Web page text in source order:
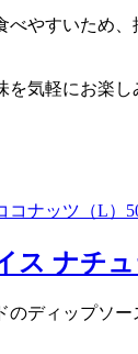
やすいため
気軽にお楽し
ナチ
ディップソ